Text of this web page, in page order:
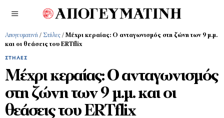
Απογευματινή / Στήλες / Μέχρι κεραίας: Ο ανταγωνισμός στη ζώνη των 9 μ.μ.
και οι θεάσεις του ERTflix
ΣΤΉΛΕΣ
Μέχρι κεραίας: Ο ανταγωνισμός
στη ζώνη των 9 μ.μ. και οι
θεάσεις του ERTflix